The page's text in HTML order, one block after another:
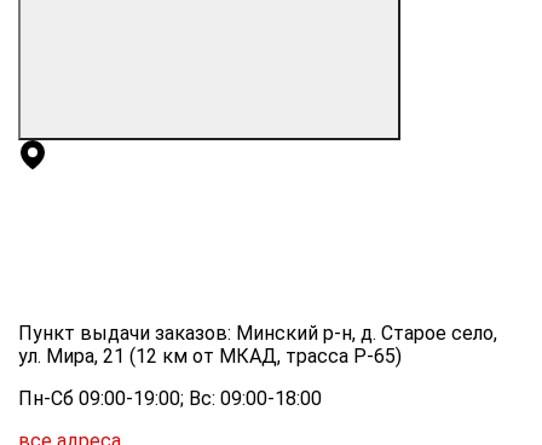
Пункт выдачи заказов: Минский р-н, д. Старое село,
ул. Мира, 21 (12 км от МКАД, трасса P-65)
Пн-Сб 09:00-19:00; Вс: 09:00-18:00